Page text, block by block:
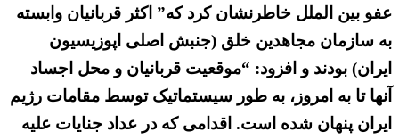
عفو بین الملل خاطرنشان کرد که” اکثر قربانیان وابسته
به سازمان مجاهدین خلق (جنبش اصلی اپوزیسیون
ایران) بودند و افزود: “موقعیت قربانیان و محل اجساد
آنها تا به امروز، به طور سیستماتیک توسط مقامات رژیم
ایران پنهان شده است. اقدامی که در عداد جنایات علیه